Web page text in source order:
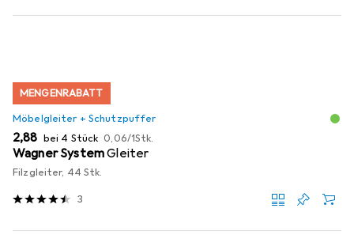
MENGENRABATT
Möbelgleiter + Schutzpuffer
EUR
2,88 bei 4 Stück EUR
0,06/1Stk.
Wagner SystemGleiter
Filzgleiter, 44 Stk.
3